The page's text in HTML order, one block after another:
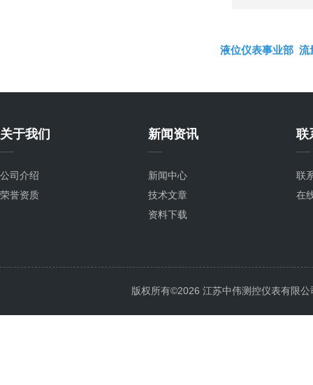
液位仪表事业部 流
关于我们
公司介绍
荣誉资质
新闻资讯
新闻中心
技术文章
资料下载
联
联
在
版权所有©2026 江苏中伟测控仪表有限